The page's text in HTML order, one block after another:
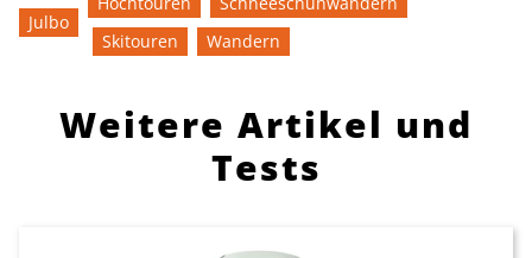
Julbo
Skitouren
Wandern
Weitere Artikel und
Tests